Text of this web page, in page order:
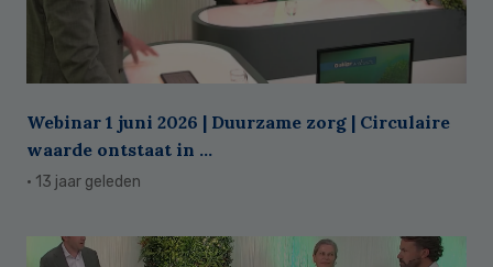
Webinar 1 juni 2026 | Duurzame zorg | Circulaire
waarde ontstaat in ...
· 13 jaar geleden